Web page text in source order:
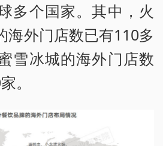
多个国家。其中，火
海外门店数已有110多
雪冰城的海外门店数
。